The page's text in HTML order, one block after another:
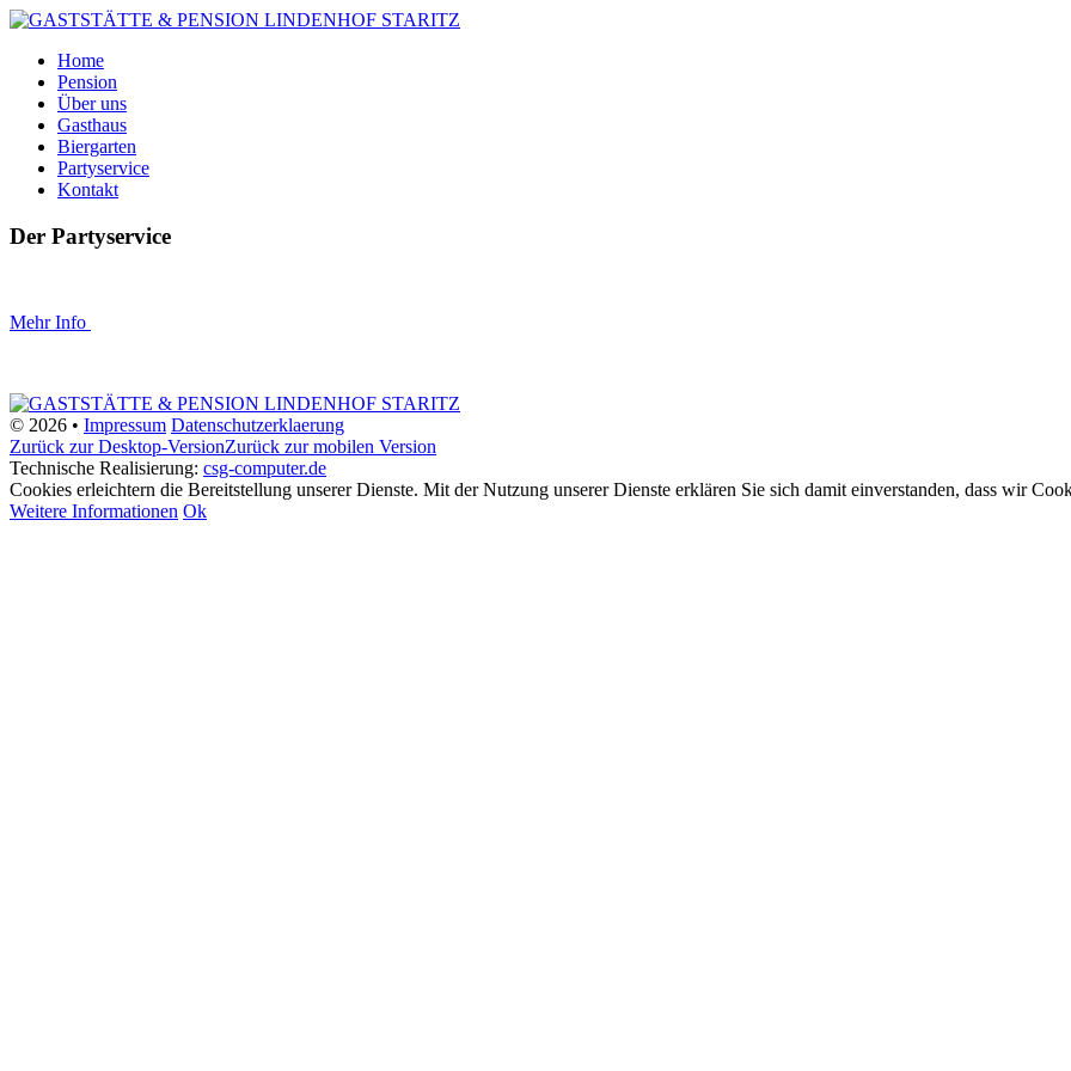
Home
Pension
Über uns
Gasthaus
Biergarten
Partyservice
Kontakt
Der Partyservice
Mehr Info
© 2026 • Impressum Datenschutzerklaerung
Zurück zur Desktop-VersionZurück zur mobilen Version
Technische Realisierung: csg-computer.de
Cookies erleichtern die Bereitstellung unserer Dienste. Mit der Nutzung unserer Dienste erklären Sie sich damit einverstanden, dass wir
Weitere Informationen Ok